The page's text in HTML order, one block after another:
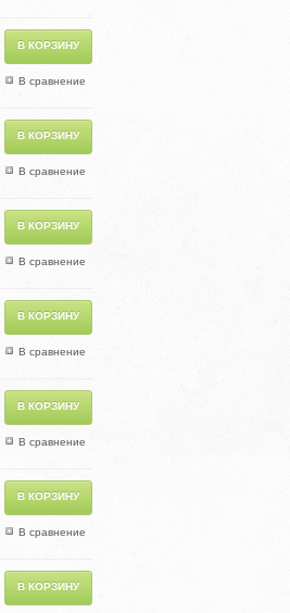
В сравнение
В сравнение
В сравнение
В сравнение
В сравнение
В сравнение